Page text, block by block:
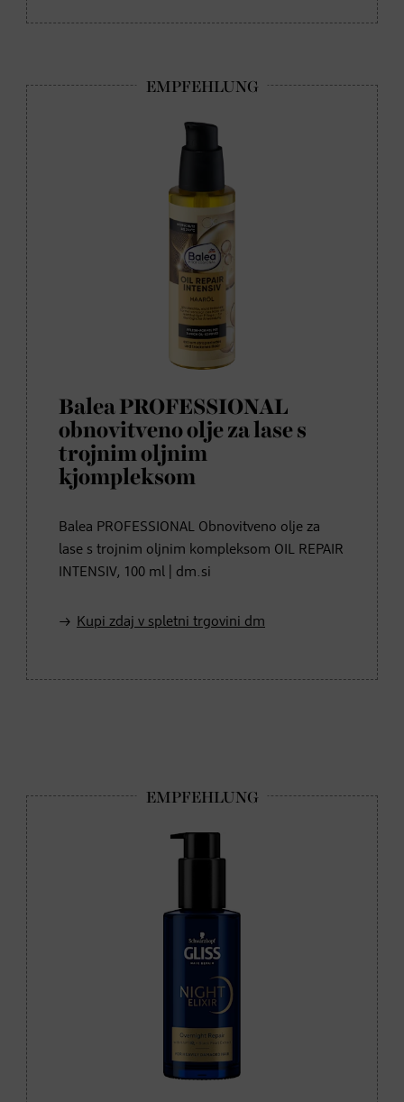
Balea PROFESSIONAL
obnovitveno olje za lase s
trojnim oljnim
kjompleksom
Balea PROFESSIONAL Obnovitveno olje za
lase s trojnim oljnim kompleksom OIL REPAIR
INTENSIV, 100 ml | dm.si
Kupi zdaj v spletni trgovini dm